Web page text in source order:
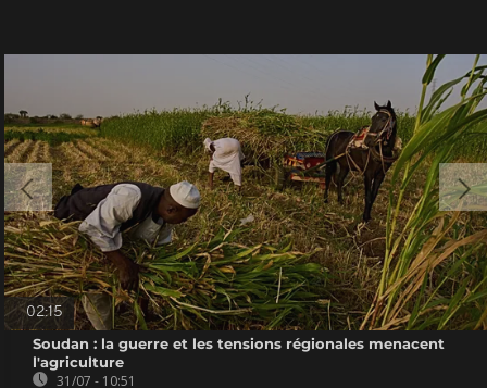
02:15
Soudan : la guerre et les tensions régionales menacent
l'agriculture
31/07 - 10:51